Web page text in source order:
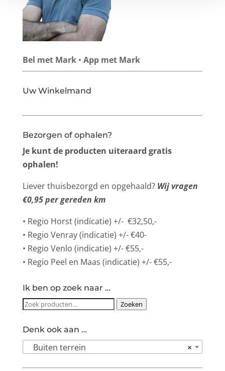
Bel met Mark• App met Mark
Uw Winkelmand
Bezorgen of ophalen?
Je kunt de producten uiteraard gratis
ophalen!
Liever thuisbezorgd en opgehaald? Wij vragen
€0,95 per gereden km
• Regio Horst (indicatie) +/- €32,50,-
• Regio Venray (indicatie) +/- €40-
• Regio Venlo (indicatie) +/- €55,-
• Regio Peel en Maas (indicatie) +/- €55,-
Ik ben op zoek naar …
Zoeken
Zoeken
Denk ook aan …
×
Buiten terrein